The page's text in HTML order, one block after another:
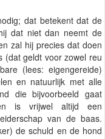
dat betekent dat de
dat niet dan neemt de
zal hij precies dat doen
(dat geldt voor zowel reu
(lees: eigengereide)
en natuurlijk met alle
die bijvoorbeeld gaat
is vrijwel altijd een
van de baas.
de schuld en de hond